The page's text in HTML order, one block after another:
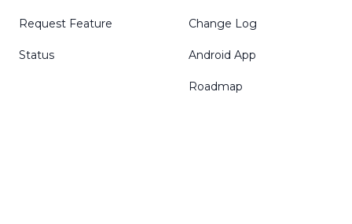
Request Feature
Status
Change Log
Android App
Roadmap